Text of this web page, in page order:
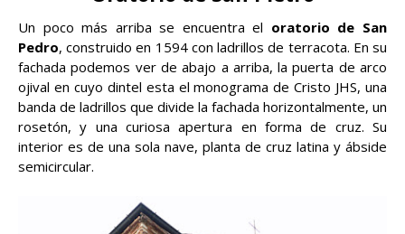
Un poco más arriba se encuentra el oratorio de San
Pedro, construido en 1594 con ladrillos de terracota. En su
fachada podemos ver de abajo a arriba, la puerta de arco
ojival en cuyo dintel esta el monograma de Cristo JHS, una
banda de ladrillos que divide la fachada horizontalmente, un
rosetón, y una curiosa apertura en forma de cruz. Su
interior es de una sola nave, planta de cruz latina y ábside
semicircular.